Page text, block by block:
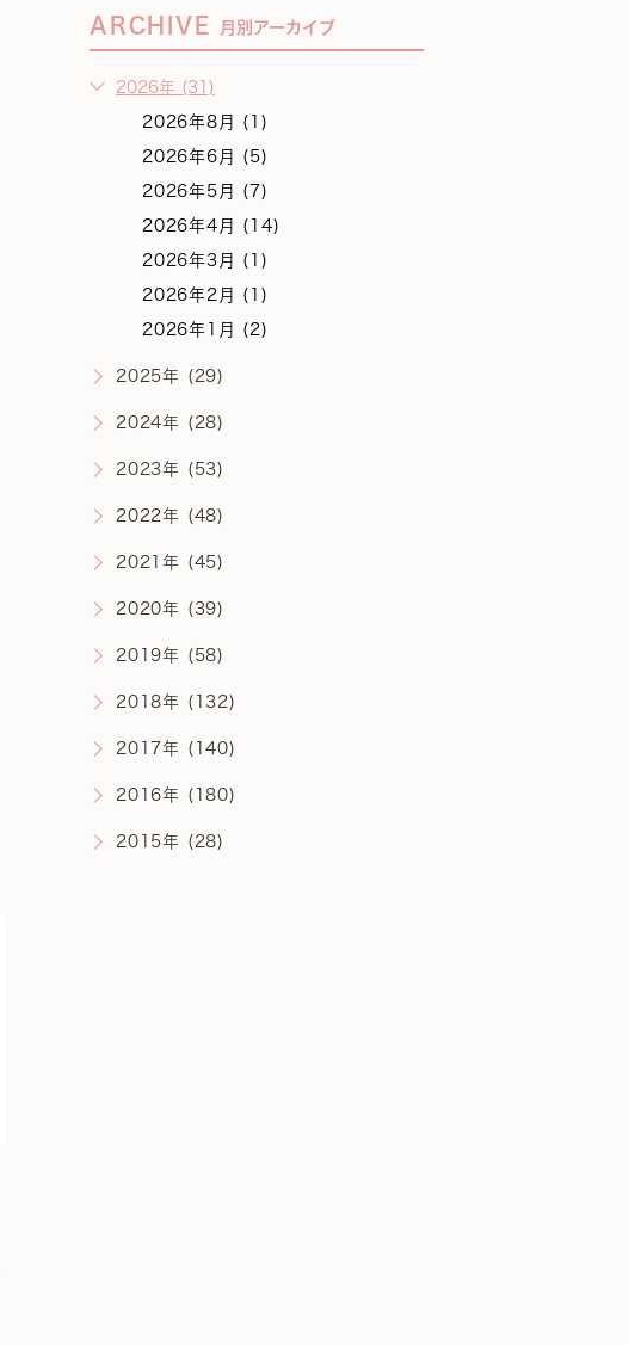
ARCHIVE 月別アーカイブ
2026年 (31)
2026年8月 (1)
2026年6月 (5)
2026年5月 (7)
2026年4月 (14)
2026年3月 (1)
2026年2月 (1)
2026年1月 (2)
2025年 (29)
2024年 (28)
2023年 (53)
2022年 (48)
2021年 (45)
2020年 (39)
2019年 (58)
2018年 (132)
2017年 (140)
2016年 (180)
2015年 (28)